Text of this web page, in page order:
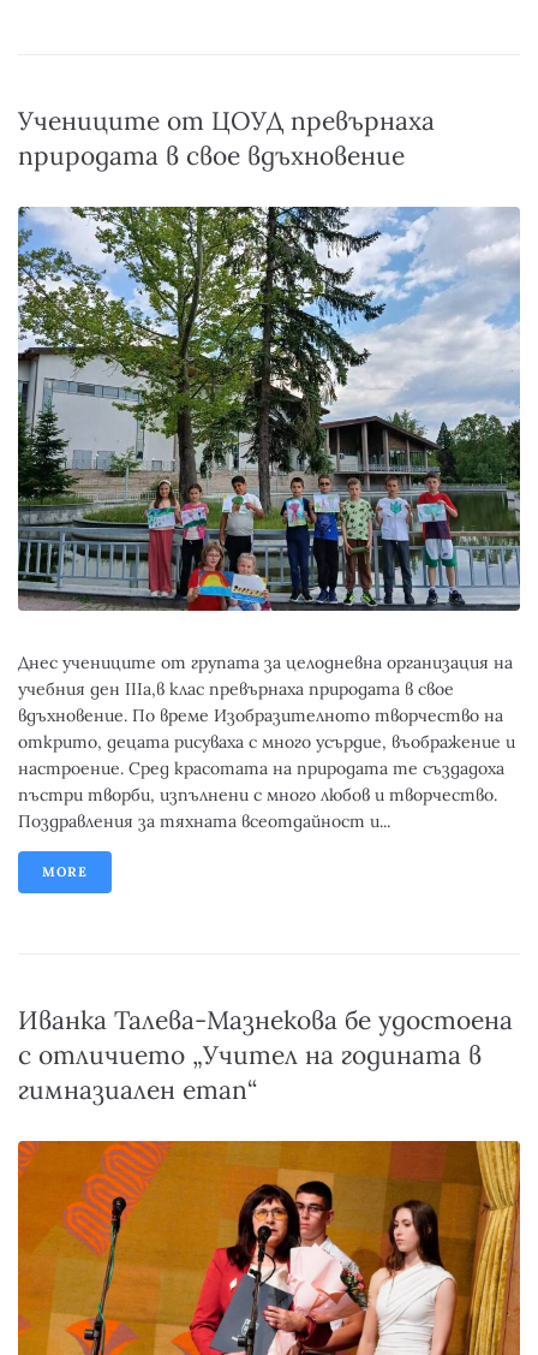
Учениците от ЦОУД превърнаха
природата в свое вдъхновение
Днес учениците от групата за целодневна организация на
учебния ден IIIа,в клас превърнаха природата в свое
вдъхновение. По време Изобразителното творчество на
открито, децата рисуваха с много усърдие, въображение и
настроение. Сред красотата на природата те създадоха
пъстри творби, изпълнени с много любов и творчество.
Поздравления за тяхната всеотдайност и...
MORE
Иванка Талева-Мазнекова бе удостоена
с отличието „Учител на годината в
гимназиален етап“